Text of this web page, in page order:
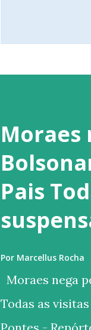
Moraes
Pais
Por Marcellus Rocha
Moraes nega
Todas as